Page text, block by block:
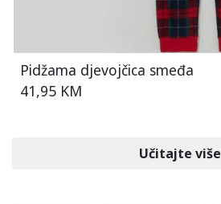
Pidžama djevojčica smeđa
41,95 KM
Učitajte više